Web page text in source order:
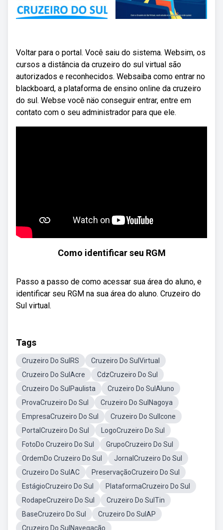
Voltar para o portal. Você saiu do sistema. Websim, os
cursos a distância da cruzeiro do sul virtual são
autorizados e reconhecidos. Websaiba como entrar no
blackboard, a plataforma de ensino online da cruzeiro
do sul. Webse você näo conseguir entrar, entre em
contato com o seu administrador para que ele.
Como identificar seu RGM
Passo a passo de como acessar sua área do aluno, e
identificar seu RGM na sua área do aluno. Cruzeiro do
Sul virtual.
Tags
Cruzeiro Do SulRS
Cruzeiro Do SulVirtual
Cruzeiro Do SulAcre
CdzCruzeiro Do Sul
Cruzeiro Do SulPaulista
Cruzeiro Do SulAluno
ProvaCruzeiro Do Sul
Cruzeiro Do SulNagoya
EmpresaCruzeiro Do Sul
Cruzeiro Do SulIcone
PortalCruzeiro Do Sul
LogoCruzeiro Do Sul
FotoDo Cruzeiro Do Sul
GrupoCruzeiro Do Sul
OrdemDo Cruzeiro Do Sul
JornalCruzeiro Do Sul
Cruzeiro Do SulAC
PreservaçãoCruzeiro Do Sul
EstágioCruzeiro Do Sul
PlataformaCruzeiro Do Sul
RodapeCruzeiro Do Sul
Cruzeiro Do SulTin
BaseCruzeiro Do Sul
Cruzeiro Do SulAP
Cruzeiro Do SulNavegação